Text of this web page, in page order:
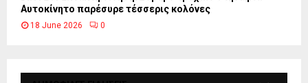
Αυτοκίνητο παρέσυρε τέσσερις κολόνες
18 June 2026 0